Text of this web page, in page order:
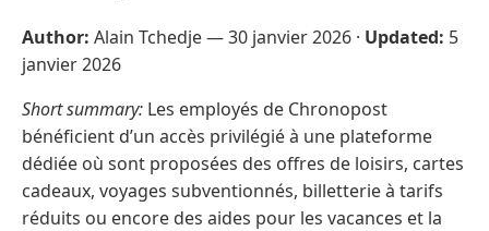
Author: Alain Tchedje —30 janvier 2026 · Updated: 5
janvier 2026
Short summary: Les employés de Chronopost
bénéficient d’un accès privilégié à une plateforme
dédiée où sont proposées des offres de loisirs, cartes
cadeaux, voyages subventionnés, billetterie à tarifs
réduits ou encore des aides pour les vacances et la